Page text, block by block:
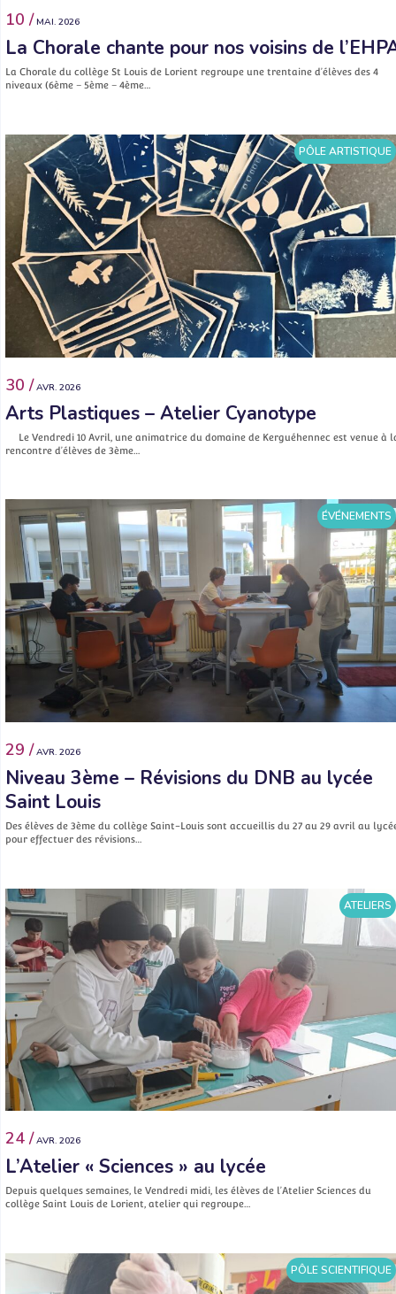
10 / MAI. 2026
La Chorale chante pour nos voisins de
La Chorale du collège St Louis de Lorient regroupe une trentaine d’élèves des 4
niveaux (6ème – 5ème – 4ème…
PÔLE ARTISTIQUE
30 / AVR. 2026
Arts Plastiques – Atelier Cyanotype
Le Vendredi 10 Avril, une animatrice du domaine de Kerguéhennec est venue à
rencontre d’élèves de 3ème…
ÉVÉNEMENTS
29 / AVR. 2026
Niveau 3ème – Révisions du DNB au lycée
Saint Louis
Des élèves de 3ème du collège Saint-Louis sont accueillis du 27 au 29 avril au
pour effectuer des révisions…
ATELIERS
24 / AVR. 2026
L’Atelier « Sciences » au lycée
Depuis quelques semaines, le Vendredi midi, les élèves de l’Atelier Sciences du
collège Saint Louis de Lorient, atelier qui regroupe…
PÔLE SCIENTIFIQUE